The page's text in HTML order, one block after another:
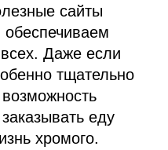
сайты
Даже если
тщательно
еду
хромого.